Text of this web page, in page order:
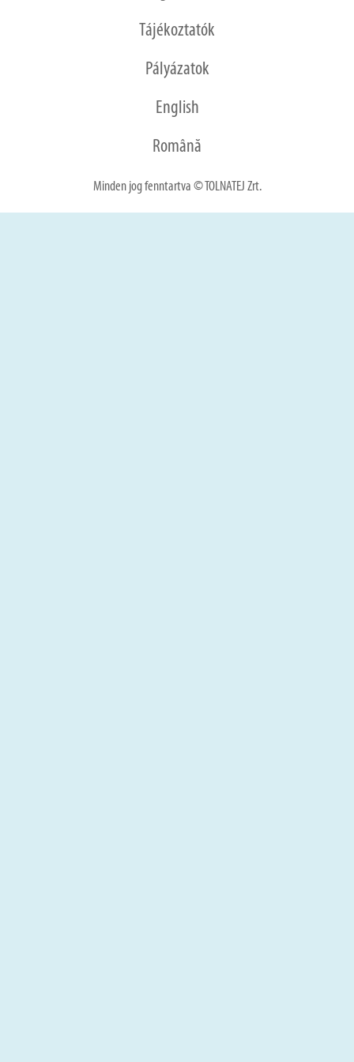
Tájékoztatók
Pályázatok
English
Română
Minden jog fenntartva © TOLNATEJ Zrt.